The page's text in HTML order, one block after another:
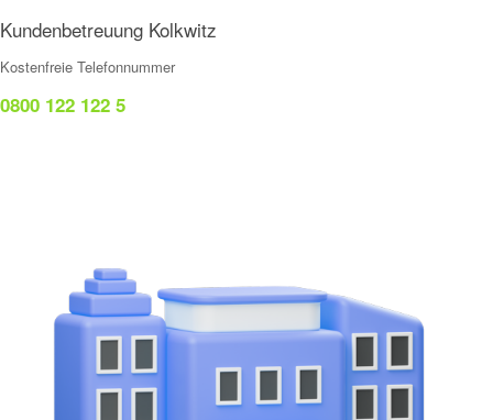
Kundenbetreuung Kolkwitz
Kostenfreie Telefonnummer
0800 122 122 5